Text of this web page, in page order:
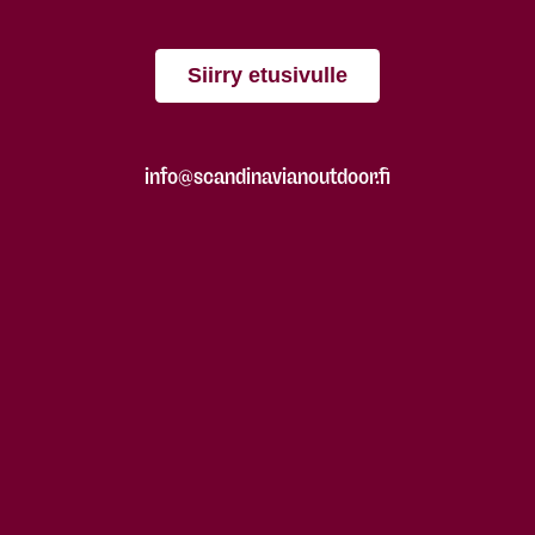
Siirry etusivulle
info@scandinavianoutdoor.fi